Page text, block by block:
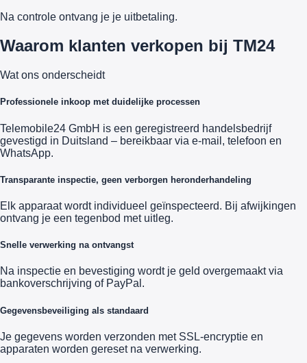
Na controle ontvang je je uitbetaling.
Waarom klanten verkopen bij TM24
Wat ons onderscheidt
Professionele inkoop met duidelijke processen
Telemobile24 GmbH is een geregistreerd handelsbedrijf
gevestigd in Duitsland – bereikbaar via e-mail, telefoon en
WhatsApp.
Transparante inspectie, geen verborgen heronderhandeling
Elk apparaat wordt individueel geïnspecteerd. Bij afwijkingen
ontvang je een tegenbod met uitleg.
Snelle verwerking na ontvangst
Na inspectie en bevestiging wordt je geld overgemaakt via
bankoverschrijving of PayPal.
Gegevensbeveiliging als standaard
Je gegevens worden verzonden met SSL-encryptie en
apparaten worden gereset na verwerking.